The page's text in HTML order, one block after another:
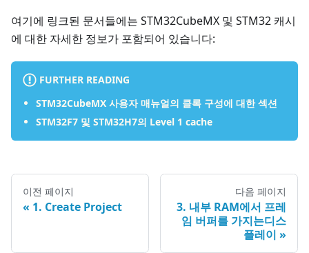
여기에 링크된 문서들에는 STM32CubeMX 및 STM32 캐시
에 대한 자세한 정보가 포함되어 있습니다:
FURTHER READING
STM32CubeMX 사용자 매뉴얼의 클록 구성에 대한 섹션
STM32F7 및 STM32H7의 Level 1 cache
이전 페이지
1. Create Project
다음 페이지
3. 내부 RAM에서 프레
임 버퍼를 가지는디스
플레이